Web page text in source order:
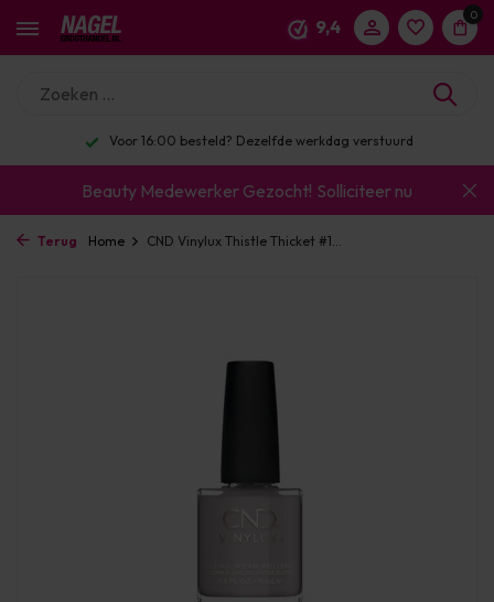
9,4
0
Voor 16:00 besteld? Dezelfde werkdag verstuurd
Beauty Medewerker Gezocht! Solliciteer nu
Terug Home CND Vinylux Thistle Thicket #1...